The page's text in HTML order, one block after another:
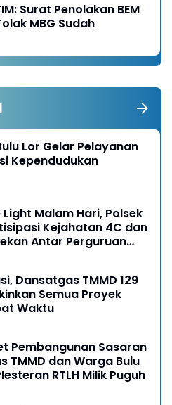
Surat Penolakan BEM
MBG Sudah
Lor Gelar Pelayanan
Kependudukan
Malam Hari, Polsek
Kejahatan 4C dan
Antar Perguruan
Dansatgas TMMD 129
Semua Proyek
Waktu
Pembangunan Sasaran
TMMD dan Warga Bulu
RTLH Milik Puguh